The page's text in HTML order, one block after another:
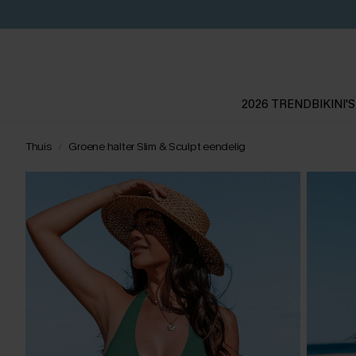
2026 TRENDBIKINI'S
Thuis Groene halter Slim & Sculpt eendelig